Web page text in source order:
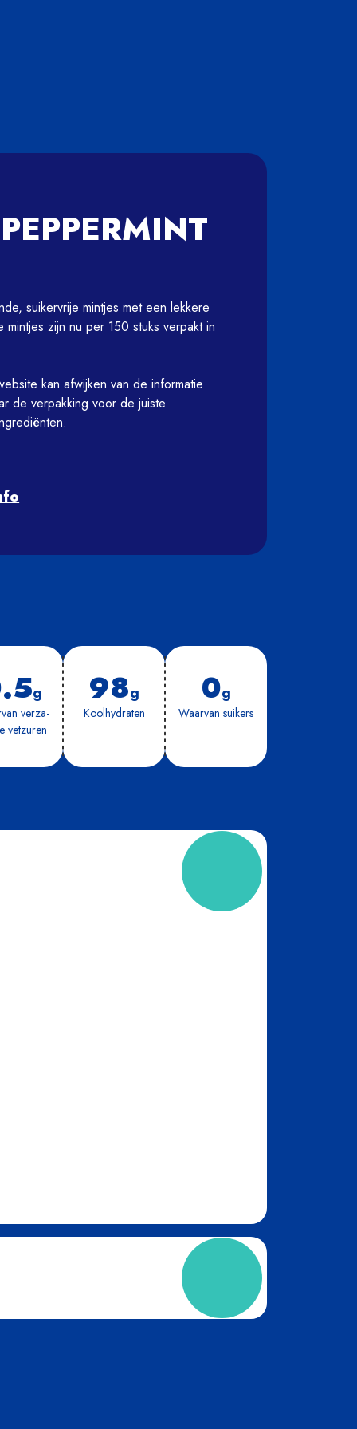
suikervrije mintjes met een lekkere
zijn nu per 150 stuks verpakt in
kan afwijken van de informatie
de verpakking voor de juiste
g
ver­za­
vet­zu­ren
98g
Kool­hy­dra­ten
0g
Waar­van sui­kers